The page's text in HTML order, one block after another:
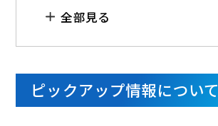
全部見る
ピックアップ情報について